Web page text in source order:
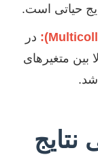
حیاتی است.
در
بین متغیرهای